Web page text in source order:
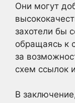
Они могут
захотели бы
обращаясь к
за
схем ссылок
В